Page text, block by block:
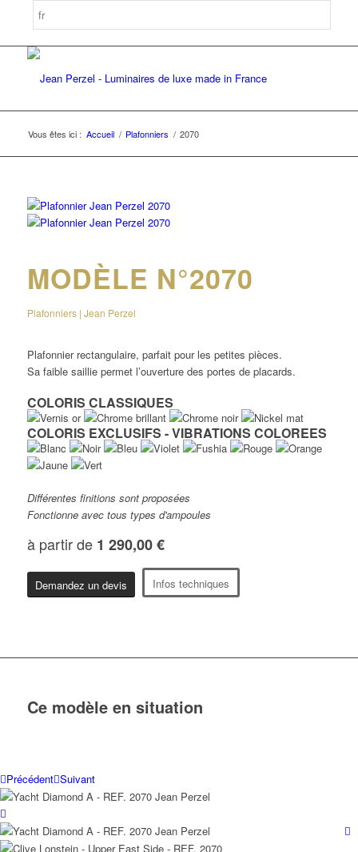
Vous êtes ici : Accueil / Plafonniers / 2070
MODÈLE N°2070
Plafonniers | Jean Perzel
Plafonnier rectangulaire, parfait pour les petites pièces.
Sa faible saillie permet l’ouverture des portes de placards.
COLORIS CLASSIQUES
COLORIS EXCLUSIFS - VIBRATIONS COLOREES
Différentes finitions sont proposées
Fonctionne avec tous types d'ampoules
à partir de 1 290,00 €
Demandez un devis Infos techniques
Ce modèle en situation
Précédent Suivant